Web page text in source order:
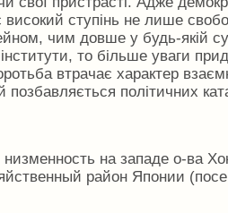
сту­пінь не лише
чим довше у будь-якій
то більше уваги
втрачає характер
позбавляється політичних
на западе о-ва
район Японии